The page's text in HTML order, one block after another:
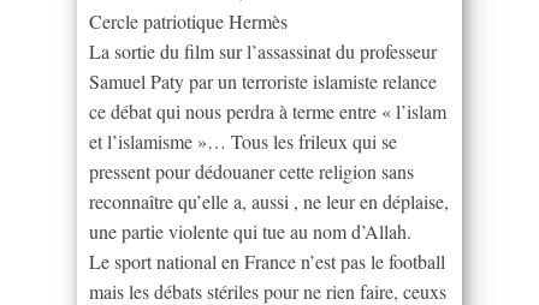
Cercle patriotique Hermès
La sortie du film sur l’assassinat du professeur
Samuel Paty par un terroriste islamiste relance
ce débat qui nous perdra à terme entre « l’islam
et l’islamisme »… Tous les frileux qui se
pressent pour dédouaner cette religion sans
reconnaître qu’elle a, aussi , ne leur en déplaise,
une partie violente qui tue au nom d’Allah.
Le sport national en France n’est pas le football
mais les débats stériles pour ne rien faire, ceuxs